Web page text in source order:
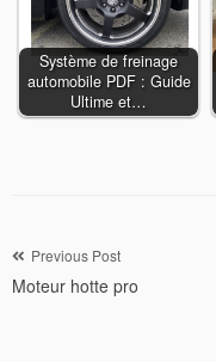
Système de freinage
automobile PDF : Guide
Ultime et…
Navigation
de
Previous Post
Moteur hotte pro